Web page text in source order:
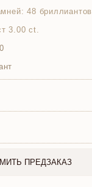
48 бриллиантов
3.00 ct.
ПРЕДЗАКАЗ